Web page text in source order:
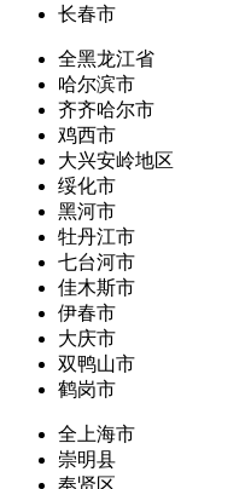
长春市
全黑龙江省
哈尔滨市
齐齐哈尔市
鸡西市
大兴安岭地区
绥化市
黑河市
牡丹江市
七台河市
佳木斯市
伊春市
大庆市
双鸭山市
鹤岗市
全上海市
崇明县
奉贤区